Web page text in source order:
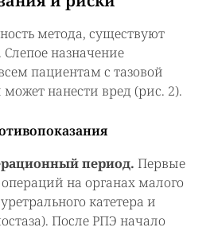
метода, существуют
назначение
пациентам с тазовой
нанести вред (рис. 2).
период. Первые
на органах малого
катетера и
После РПЭ начало